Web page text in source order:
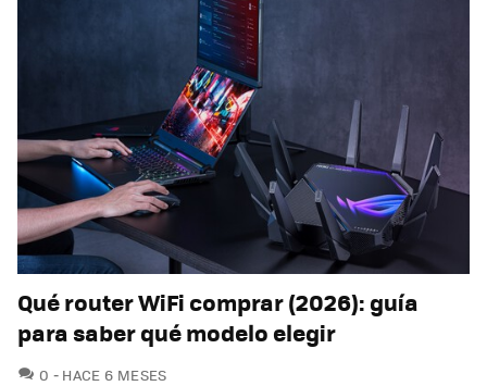
Qué router WiFi comprar (2026): guía
para saber qué modelo elegir
0 COMENTARIOS
HACE 6 MESES